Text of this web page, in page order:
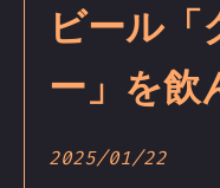
ビール「
ー」を飲
2025/01/22